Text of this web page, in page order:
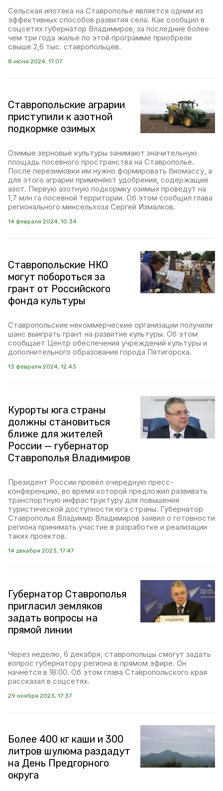
Сельская ипотека на Ставрополье является одним из
эффективных способов развития села. Как сообщил в
соцсетях губернатор Владимиров, за последние более
чем три года жильё по этой программе приобрели
свыше 2,6 тыс. ставропольцев.
8 июня 2024, 17:07
Ставропольские аграрии
приступили к азотной
подкормке озимых
Озимые зерновые культуры занимают значительную
площадь посевного пространства на Ставрополье.
После перезимовки им нужно формировать биомассу, а
для этого аграрии применяют удобрения, содержащие
азот. Первую азотную подкормку озимых проведут на
1,7 млн га посевной территории. Об этом сообщил глава
регионального минсельхоза Сергей Измалков.
14 февраля 2024, 10:34
Ставропольские НКО
могут побороться за
грант от Российского
фонда культуры
Ставропольские некоммерческие организации получили
шанс выиграть грант на развитие культуры. Об этом
сообщает Центр обеспечения учреждений культуры и
дополнительного образования города Пятигорска.
13 февраля 2024, 12:43
Курорты юга страны
должны становиться
ближе для жителей
России — губернатор
Ставрополья Владимиров
Президент России провёл очередную пресс-
конференцию, во время которой предложил развивать
транспортную инфраструктуру для повышения
туристической доступности юга страны. Губернатор
Ставрополья Владимир Владимиров заявил о готовности
региона принимать участие в разработке и реализации
таких проектов.
14 декабря 2023, 17:47
Губернатор Ставрополья
пригласил земляков
задать вопросы на
прямой линии
Через неделю, 6 декабря, ставропольцы смогут задать
вопрос губернатору региона в прямом эфире. Он
начнётся в 18:00. Об этом глава Ставропольского края
рассказал в соцсетях.
29 ноября 2023, 17:37
Более 400 кг каши и 300
литров шулюма раздадут
на День Предгорного
округа